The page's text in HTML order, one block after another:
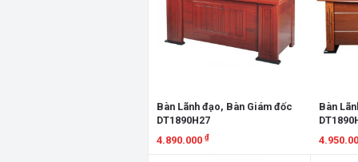
Bàn Lãnh đạo, Bàn Giám đốc
DT1890H27
4.890.000 ₫
Bàn